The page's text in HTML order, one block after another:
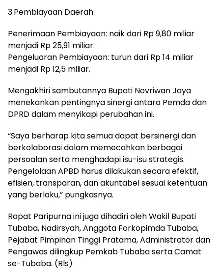
3.Pembiayaan Daerah
Penerimaan Pembiayaan: naik dari Rp 9,80 miliar
menjadi Rp 25,91 miliar.
Pengeluaran Pembiayaan: turun dari Rp 14 miliar
menjadi Rp 12,5 miliar.
Mengakhiri sambutannya Bupati Novriwan Jaya
menekankan pentingnya sinergi antara Pemda dan
DPRD dalam menyikapi perubahan ini.
“Saya berharap kita semua dapat bersinergi dan
berkolaborasi dalam memecahkan berbagai
persoalan serta menghadapi isu-isu strategis.
Pengelolaan APBD harus dilakukan secara efektif,
efisien, transparan, dan akuntabel sesuai ketentuan
yang berlaku,” pungkasnya.
Rapat Paripurna ini juga dihadiri oleh Wakil Bupati
Tubaba, Nadirsyah, Anggota Forkopimda Tubaba,
Pejabat Pimpinan Tinggi Pratama, Administrator dan
Pengawas dilingkup Pemkab Tubaba serta Camat
se-Tubaba. (Rls)